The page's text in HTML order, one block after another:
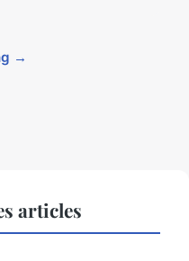
→
articles